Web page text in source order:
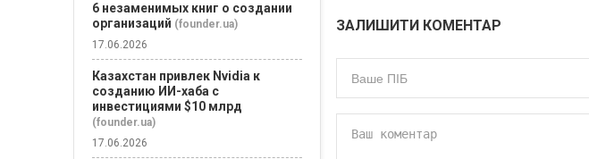
ЗАЛИШИТИ КОМЕНТАР
6 незаменимых книг о создании
организаций (founder.ua)
17.06.2026
Казахстан привлек Nvidia к
созданию ИИ-хаба с
инвестициями $10 млрд
(founder.ua)
17.06.2026